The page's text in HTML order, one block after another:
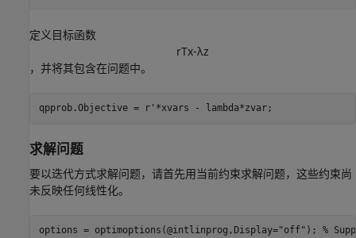
定义目标函数
rTx-λz
，并将其包含在问题中。
qpprob.Objective = r'*xvars - lambda*zvar;
求解问题
要以迭代方式求解问题，请首先用当前约束求解问题，这些约束尚
未反映任何线性化。
options = optimoptions(@intlinprog,Display="off" ); %